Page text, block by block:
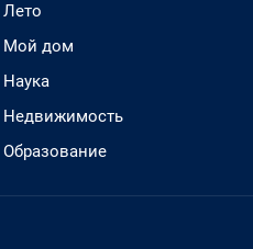
Лето
Мой дом
Наука
Недвижимость
Образование